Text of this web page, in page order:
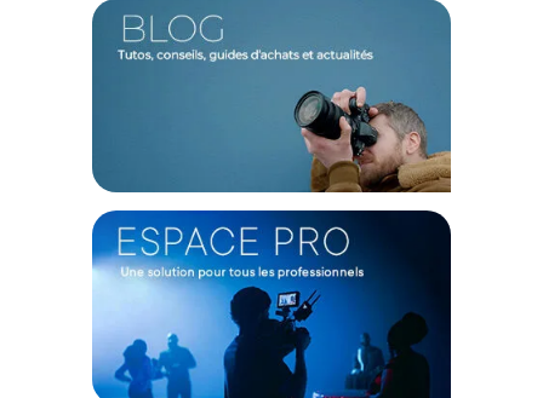
Dégagement rapide et réactivité absolue
Sur le terrain, la lumière change vite et l'inspiration n'attend
pas. C'est ici que l'écosystème Khronos déploie toute son
ingéniosité avec sa philosophie axée sur la vitesse
d'exécution. Le système de fixation à dégagement rapide
vous permet de verrouiller et de libérer vos modules
additionnels d'un simple geste, sans jamais avoir besoin
d'adapter votre rig en quelques secondes, passant d'un
setup léger pour un suivi dynamique à une configuration
lourde parfaitement accessoirisée pour un plan fixe.
Caractéristiques du kit créateur Tilta Khronos Lite
iPhone 17 Pro Max :
Compatibilité : Apple iPhone 17 Pro Max